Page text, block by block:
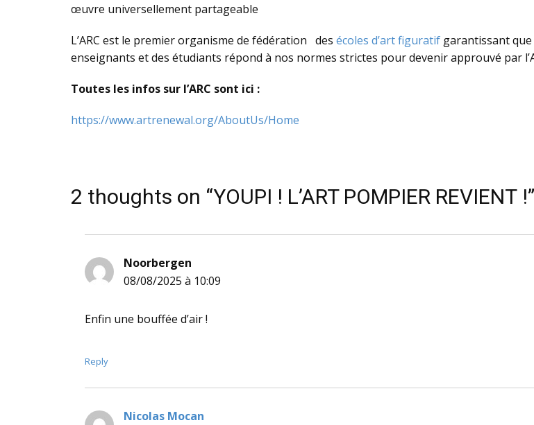
œuvre universellement partageable
L’ARC est le premier organisme de fédération des écoles d’art figuratif garantissant que
enseignants et des étudiants répond à nos normes strictes pour devenir approuvé par
Toutes les infos sur l’ARC sont ici :
https://www.artrenewal.org/AboutUs/Home
2 thoughts on “YOUPI ! L’ART POMPIER REVIENT !”
Noorbergen
08/08/2025 à 10:09
Enfin une bouffée d’air !
Reply
Nicolas Mocan